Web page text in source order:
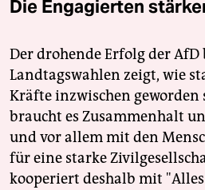
Die Engagierten
Der drohende Erfolg der
Landtagswahlen zeigt, wie
Kräfte inzwischen geworden
braucht es Zusammenhalt
und vor allem mit den
für eine starke
kooperiert deshalb mit